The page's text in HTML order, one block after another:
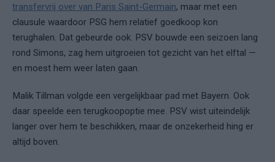
transfervrij over van Paris Saint-Germain, maar met een
clausule waardoor PSG hem relatief goedkoop kon
terughalen. Dat gebeurde ook. PSV bouwde een seizoen lang
rond Simons, zag hem uitgroeien tot gezicht van het elftal —
en moest hem weer laten gaan.
Malik Tillman volgde een vergelijkbaar pad met Bayern. Ook
daar speelde een terugkoopoptie mee. PSV wist uiteindelijk
langer over hem te beschikken, maar de onzekerheid hing er
altijd boven.